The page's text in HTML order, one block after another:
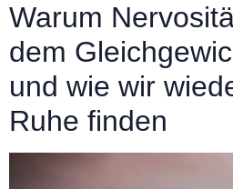
Warum
dem
und wie wir
Ruhe finden